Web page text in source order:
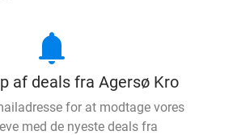
notifications
af deals fra Agersø Kro
for at modtage vores
med de nyeste deals fra